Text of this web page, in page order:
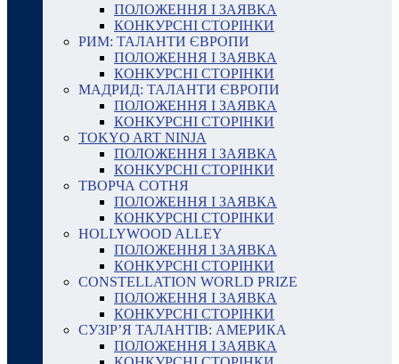
ПОЛОЖЕННЯ І ЗАЯВКА
КОНКУРСНІ СТОРІНКИ
РИМ: ТАЛАНТИ ЄВРОПИ
ПОЛОЖЕННЯ І ЗАЯВКА
КОНКУРСНІ СТОРІНКИ
МАДРИД: ТАЛАНТИ ЄВРОПИ
ПОЛОЖЕННЯ І ЗАЯВКА
КОНКУРСНІ СТОРІНКИ
TOKYO ART NINJA
ПОЛОЖЕННЯ І ЗАЯВКА
КОНКУРСНІ СТОРІНКИ
ТВОРЧА СОТНЯ
ПОЛОЖЕННЯ І ЗАЯВКА
КОНКУРСНІ СТОРІНКИ
HOLLYWOOD ALLEY
ПОЛОЖЕННЯ І ЗАЯВКА
КОНКУРСНІ СТОРІНКИ
CONSTELLATION WORLD PRIZE
ПОЛОЖЕННЯ І ЗАЯВКА
КОНКУРСНІ СТОРІНКИ
СУЗІР’Я ТАЛАНТІВ: АМЕРИКА
ПОЛОЖЕННЯ І ЗАЯВКА